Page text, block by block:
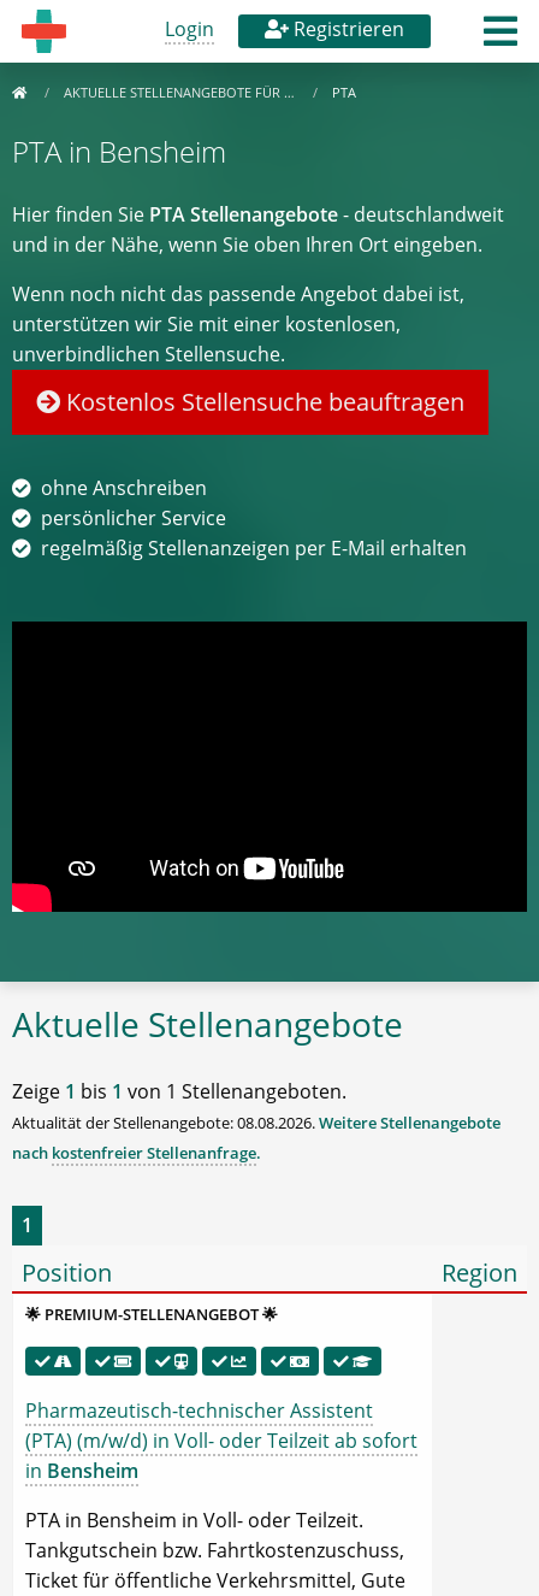
Login Registrieren
AKTUELLE STELLENANGEBOTE FÜR … PTA
PTA in Bensheim
Hier finden Sie PTA Stellenangebote- deutschlandweit
und in der Nähe, wenn Sie oben Ihren Ort eingeben.
Wenn noch nicht das passende Angebot dabei ist,
unterstützen wir Sie mit einer kostenlosen,
unverbindlichen Stellensuche.
Kostenlos Stellensuche beauftragen
ohne Anschreiben
persönlicher Service
regelmäßig Stellenanzeigen per E-Mail erhalten
Aktuelle Stellenangebote
Zeige 1 bis 1 von 1 Stellenangeboten.
Aktualität der Stellenangebote: 08.08.2026.Weitere Stellenangebote
nach kostenfreier Stellenanfrage.
1
Position Region
🌟 PREMIUM-STELLENANGEBOT 🌟
Pharmazeutisch-technischer Assistent
(PTA) (m/w/d) in Voll- oder Teilzeit ab sofort
in Bensheim
PTA in Bensheim in Voll- oder Teilzeit.
Tankgutschein bzw. Fahrtkostenzuschuss,
Ticket für öffentliche Verkehrsmittel, Gute